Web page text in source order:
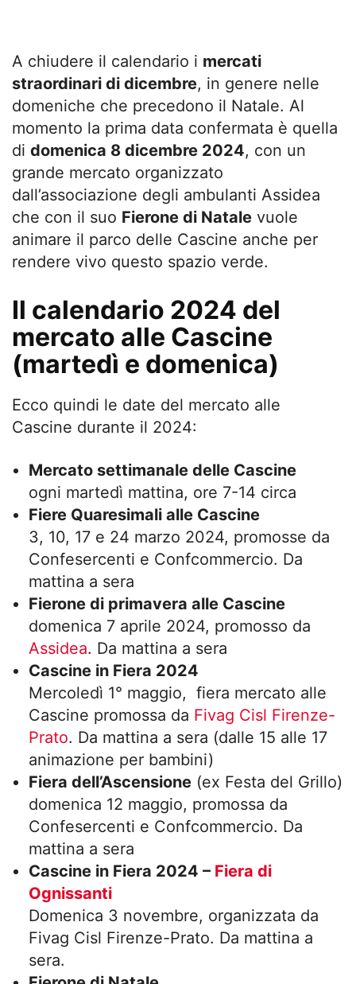
A chiudere il calendario i mercati
straordinari di dicembre, in genere nelle
domeniche che precedono il Natale. Al
momento la prima data confermata è quella
di domenica 8 dicembre 2024, con un
grande mercato organizzato
dall’associazione degli ambulanti Assidea
che con il suo Fierone di Natale vuole
animare il parco delle Cascine anche per
rendere vivo questo spazio verde.
Il calendario 2024 del
mercato alle Cascine
(martedì e domenica)
Ecco quindi le date del mercato alle
Cascine durante il 2024:
Mercato settimanale delle Cascine
ogni martedì mattina, ore 7-14 circa
Fiere Quaresimali alle Cascine
3, 10, 17 e 24 marzo 2024, promosse da
Confesercenti e Confcommercio. Da
mattina a sera
Fierone di primavera alle Cascine
domenica 7 aprile 2024, promosso da
Assidea. Da mattina a sera
Cascine in Fiera 2024
Mercoledì 1° maggio, fiera mercato alle
Cascine promossa da Fivag Cisl Firenze-
Prato. Da mattina a sera (dalle 15 alle 17
animazione per bambini)
Fiera dell’Ascensione (ex Festa del Grillo)
domenica 12 maggio, promossa da
Confesercenti e Confcommercio. Da
mattina a sera
Cascine in Fiera 2024 – Fiera di
Ognissanti
Domenica 3 novembre, organizzata da
Fivag Cisl Firenze-Prato. Da mattina a
sera.